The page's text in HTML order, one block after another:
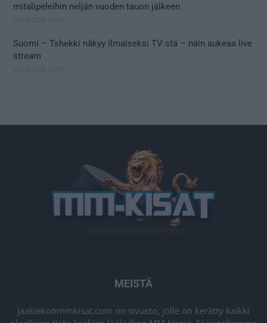
mitalipeleihin neljän vuoden tauon jälkeen
Suomi – Tshekki näkyy ilmaiseksi TV:stä – näin aukeaa live
stream
MEISTÄ
Jaakiekonmmkisat.com on sivusto, jolle on kerätty kaikki